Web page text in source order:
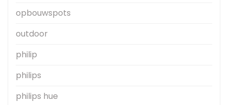
opbouwspots
outdoor
philip
philips
philips hue